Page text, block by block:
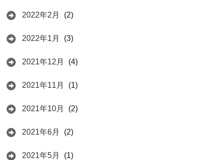
2022年2月 (2)
2022年1月 (3)
2021年12月 (4)
2021年11月 (1)
2021年10月 (2)
2021年6月 (2)
2021年5月 (1)